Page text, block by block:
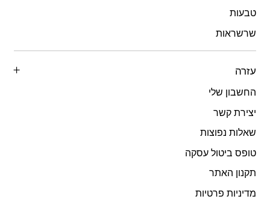
טבעות
שרשראות
עזרה
החשבון שלי
יצירת קשר
שאלות נפוצות
טופס ביטול עסקה
תקנון האתר
מדיניות פרטיות